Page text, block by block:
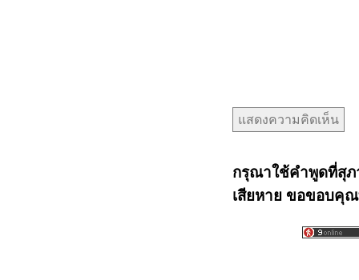
กรุณาใช้คำพูดที่สุภ
เสียหาย ขอขอบคุ